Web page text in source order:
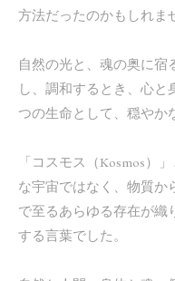
方法だったのかもしれま
自然の光と、魂の奥に宿
し、調和するとき、心と
つの生命として、穏やか
「コスモス（Kosmos）
な宇宙ではなく、物質か
で至るあらゆる存在が織
する言葉でした。